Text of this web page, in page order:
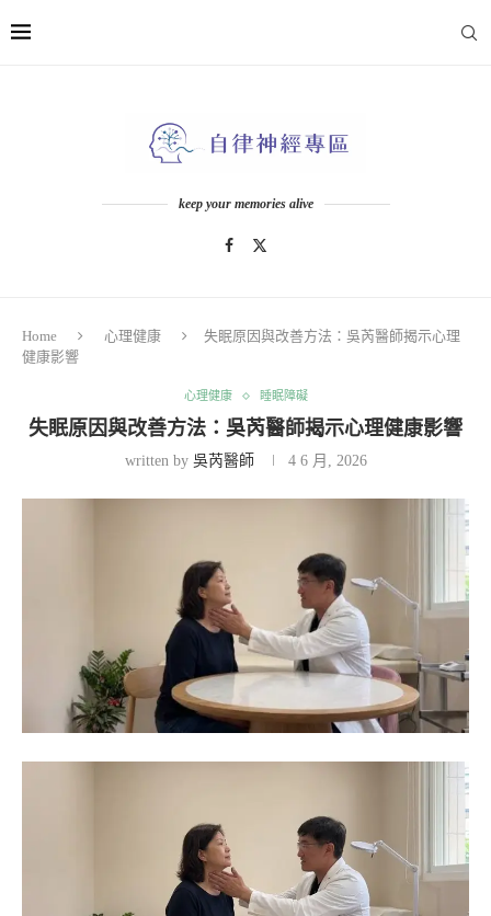
keep your memories alive
Home 心理健康
失眠原因與改善方法：吳芮醫師揭示心理
健康影響
心理健康 睡眠障礙
失眠原因與改善方法：吳芮醫師揭示心理健康影響
written by 吳芮醫師 4 6 月, 2026